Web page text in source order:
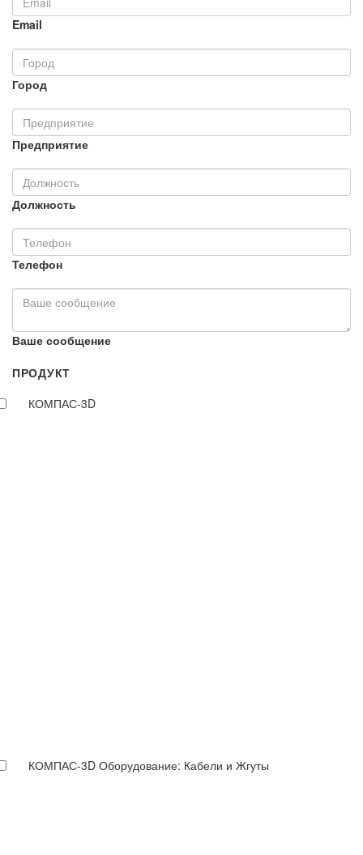
Email
Город
Предприятие
Должность
Телефон
Ваше сообщение
ПРОДУКТ
КОМПАС-3D
КОМПАС-3D Оборудование: Кабели и Жгуты